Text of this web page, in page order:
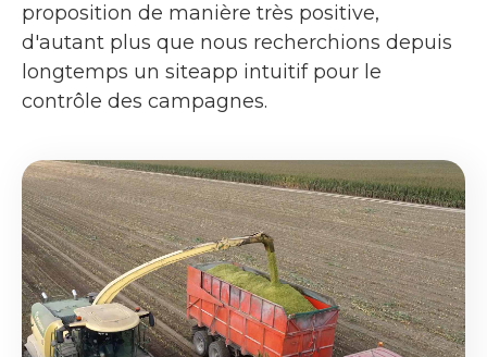
proposition de manière très positive,
d'autant plus que nous recherchions depuis
longtemps un siteapp intuitif pour le
contrôle des campagnes.